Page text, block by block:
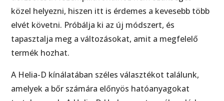
közel helyezni, hiszen itt is érdemes a kevesebb több
elvét követni. Próbálja ki az új módszert, és
tapasztalja meg a változásokat, amit a megfelelő
termék hozhat.
A Helia-D kínálatában széles választékot találunk,
amelyek a bőr számára előnyös hatóanyagokat